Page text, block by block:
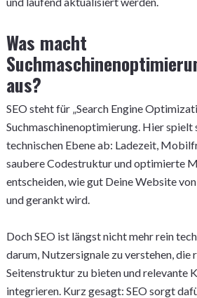
Was macht
aus?
SEO steht für „Search Engine
Suchmaschinenoptimierung. Hier spielt
technischen Ebene ab: Ladezeit,
saubere Codestruktur und optimierte
entscheiden, wie gut Deine Website
und gerankt wird.
Doch SEO ist längst nicht mehr rein
darum, Nutzersignale zu verstehen, die
Seitenstruktur zu bieten und relevante
integrieren. Kurz gesagt: SEO sorgt